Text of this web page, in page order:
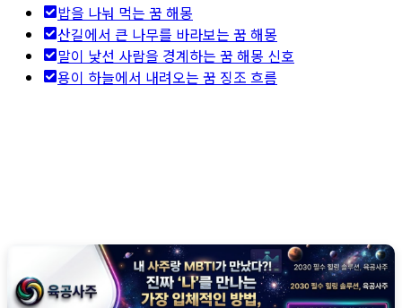
밥을 나눠 먹는 꿈 해몽
산길에서 큰 나무를 바라보는 꿈 해몽
말이 낯선 사람을 경계하는 꿈 해몽 신호
용이 하늘에서 내려오는 꿈 징조 흐름